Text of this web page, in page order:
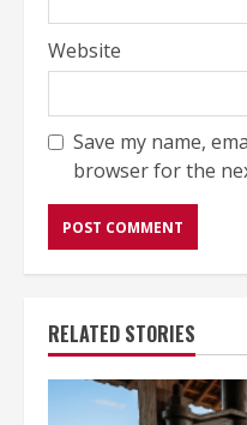
Website
Save my name,
browser for the
RELATED STORIES